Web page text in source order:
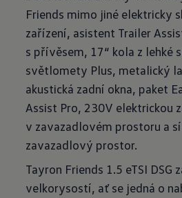
Friends mimo jiné elektricky
zařízení, asistent Trailer
s přívěsem, 17“ kola z lehké
světlomety Plus, metalický
akustická zadní okna, paket
Assist Pro, 230V elektrickou
v zavazadlovém prostoru a
zavazadlový prostor.
Tayron Friends 1.5 eTSI DSG
velkorysostí, ať se jedná o